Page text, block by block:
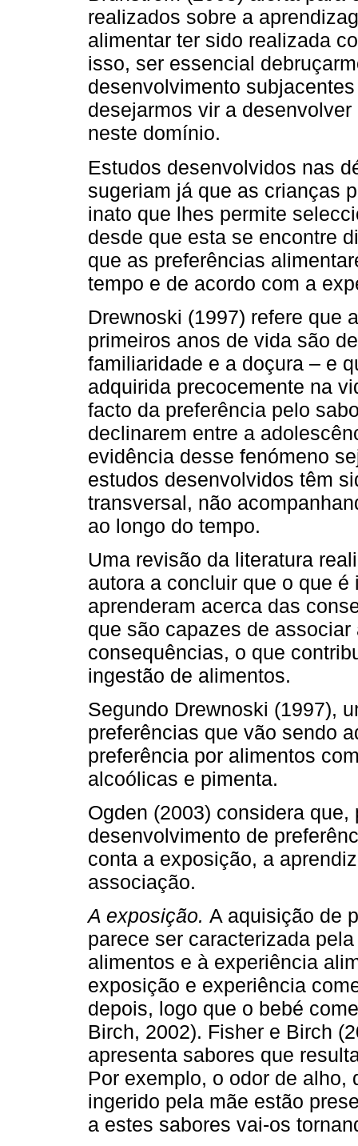
realizados sobre a
alimentar ter sido realizada
isso, ser essencial
desenvolvimento
desejarmos vir a
neste domínio.
Estudos desenvolvidos nas
sugeriam já que as crianças
inato que lhes permite
desde que esta se encontre
que as preferências
tempo e de acordo com a
Drewnoski (1997) refere que
primeiros anos de vida são
familiaridade e a doçura – e
adquirida precocemente na
facto da preferência pelo
declinarem entre a
evidência desse fenómeno
estudos desenvolvidos têm
transversal, não
ao longo do tempo.
Uma revisão da literatura
autora a concluir que o que
aprenderam acerca das
que são capazes de
consequências, o que
ingestão de alimentos.
Segundo Drewnoski (1997),
preferências que vão sendo
preferência por alimentos
alcoólicas e pimenta.
Ogden (2003) considera
desenvolvimento de
conta a exposição, a
associação.
A exposição. A aquisição de
parece ser caracterizada
alimentos e à experiência
exposição e experiência
depois, logo que o bebé
Birch, 2002). Fisher e Birch
apresenta sabores que
Por exemplo, o odor de
ingerido pela mãe estão
a estes sabores vai-os